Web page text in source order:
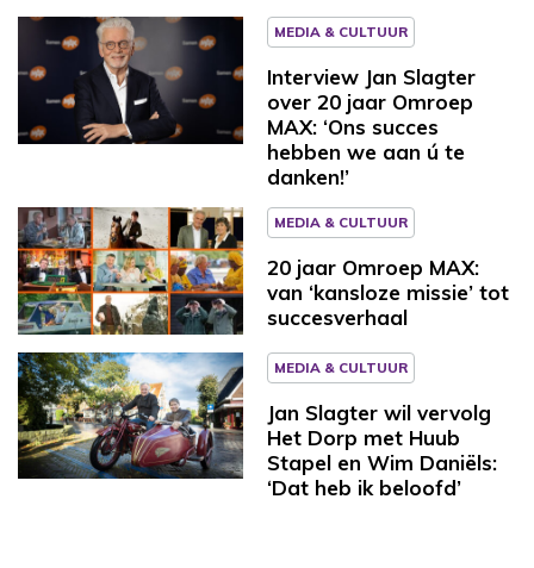
MEDIA & CULTUUR
Interview Jan Slagter
over 20 jaar Omroep
MAX: ‘Ons succes
hebben we aan ú te
danken!’
MEDIA & CULTUUR
20 jaar Omroep MAX:
van ‘kansloze missie’ tot
succesverhaal
MEDIA & CULTUUR
Jan Slagter wil vervolg
Het Dorp met Huub
Stapel en Wim Daniëls:
‘Dat heb ik beloofd’